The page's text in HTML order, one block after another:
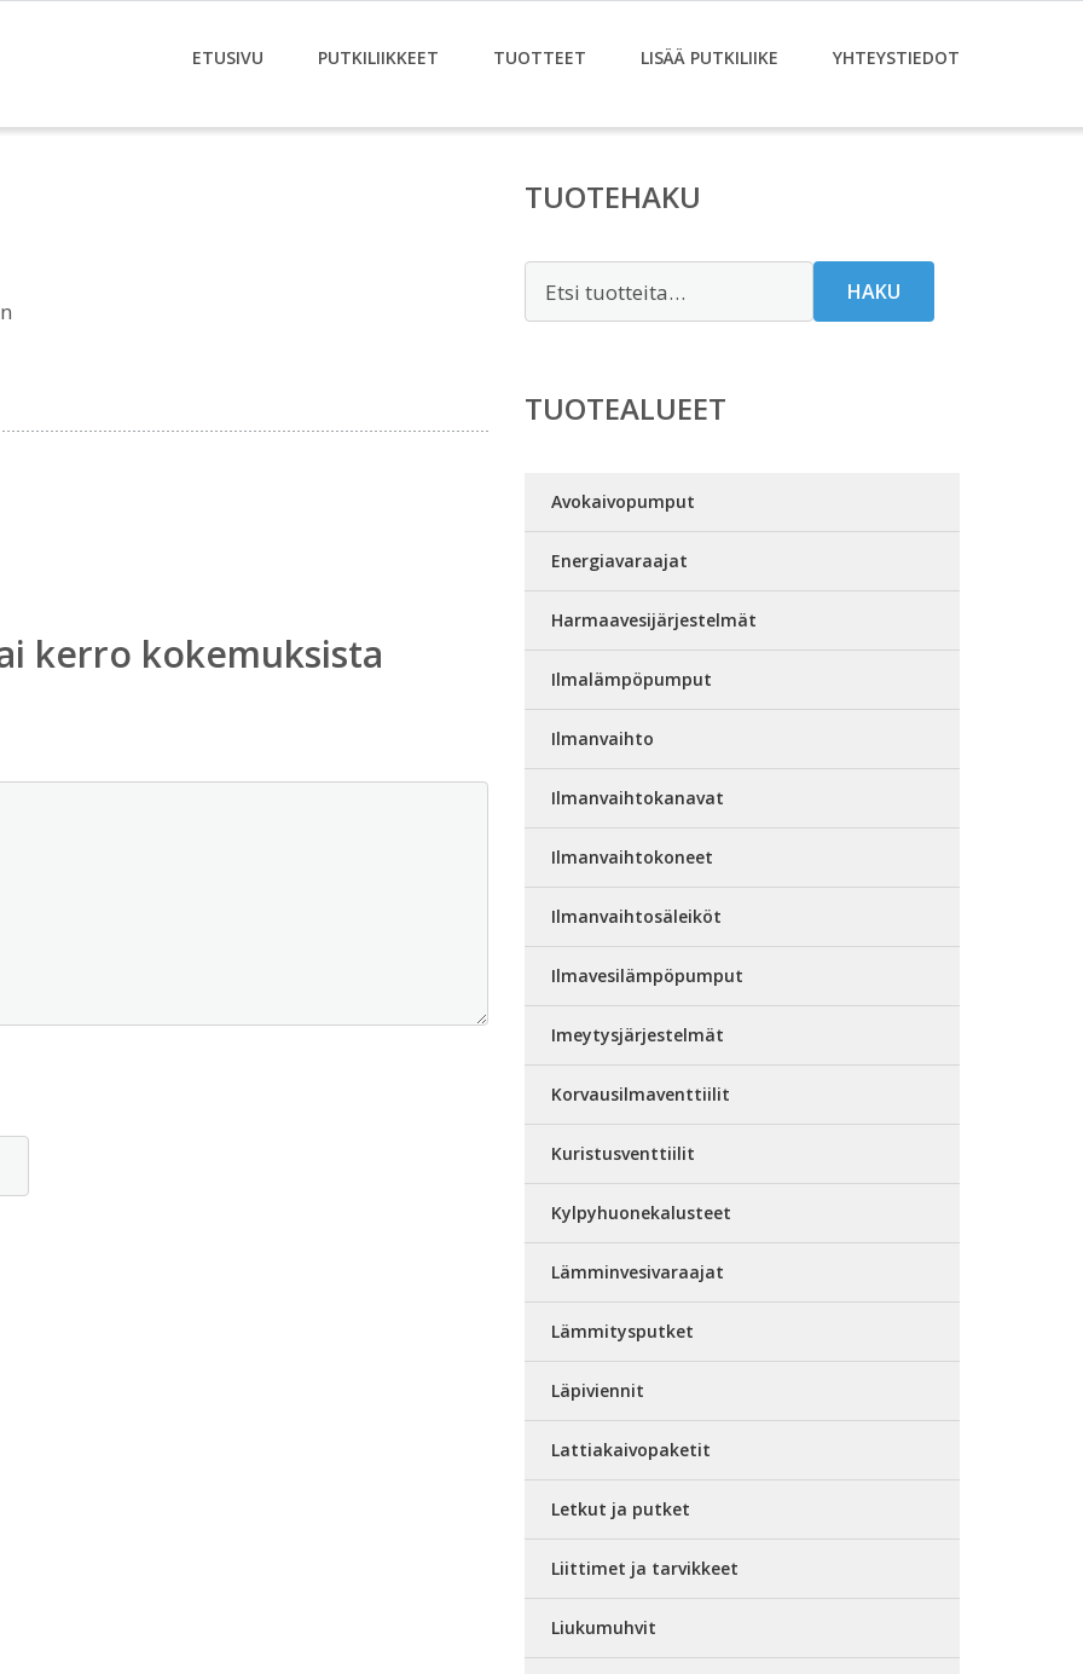
ETUSIVU PUTKILIIKKEET TUOTTEET LISÄÄ PUTKILIIKE YHTEYSTIEDOT
kerro kokemuksista
TUOTEHAKU
HAKU
TUOTEALUEET
Avokaivopumput
Energiavaraajat
Harmaavesijärjestelmät
Ilmalämpöpumput
Ilmanvaihto
Ilmanvaihtokanavat
Ilmanvaihtokoneet
Ilmanvaihtosäleiköt
Ilmavesilämpöpumput
Imeytysjärjestelmät
Korvausilmaventtiilit
Kuristusventtiilit
Kylpyhuonekalusteet
Lämminvesivaraajat
Lämmitysputket
Läpiviennit
Lattiakaivopaketit
Letkut ja putket
Liittimet ja tarvikkeet
Liukumuhvit